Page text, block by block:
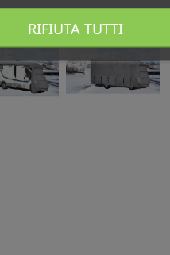
RIFIUTA TUTTI